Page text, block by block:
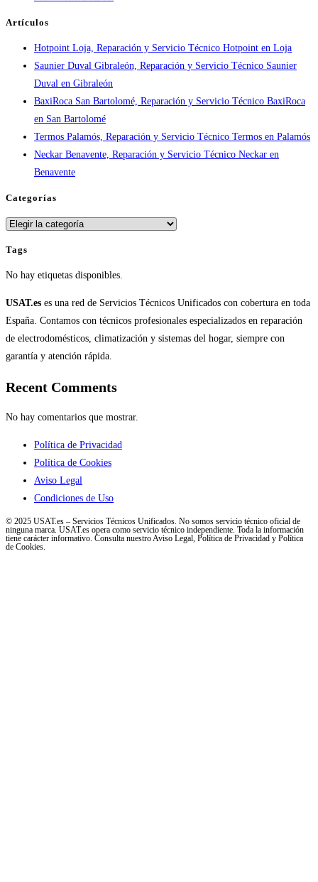
en
España
Artículos
Hotpoint Loja, Reparación y Servicio Técnico Hotpoint en Loja
Saunier Duval Gibraleón, Reparación y Servicio Técnico Saunier
Duval en Gibraleón
BaxiRoca San Bartolomé, Reparación y Servicio Técnico BaxiRoca
en San Bartolomé
Termos Palamós, Reparación y Servicio Técnico Termos en Palamós
Neckar Benavente, Reparación y Servicio Técnico Neckar en
Benavente
Categorías
Categorías
Tags
No hay etiquetas disponibles.
USAT.es es una red de Servicios Técnicos Unificados con cobertura en toda
España. Contamos con técnicos profesionales especializados en reparación
de electrodomésticos, climatización y sistemas del hogar, siempre con
garantía y atención rápida.
Recent Comments
No hay comentarios que mostrar.
Política de Privacidad
Política de Cookies
Aviso Legal
Condiciones de Uso
© 2025 USAT.es – Servicios Técnicos Unificados. No somos servicio técnico oficial de
ninguna marca. USAT.es opera como servicio técnico independiente. Toda la información
tiene carácter informativo. Consulta nuestro Aviso Legal, Política de Privacidad y Política
de Cookies.